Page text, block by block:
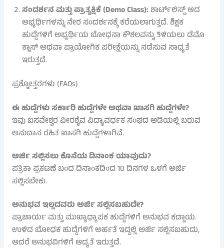
ಸಂದರ್ಶನ ಮತ್ತು ಪ್ರಾತ್ಯಕ್ಷಿಕೆ (Demo Class):ಶಾರ್ಟ್‌ಲಿಸ್ಟ್ ಆದ
ಅಭ್ಯರ್ಥಿಗಳನ್ನು ನೇರ ಸಂದರ್ಶನಕ್ಕೆ ಕರೆಯಲಾಗುತ್ತದೆ. ಶಿಕ್ಷಕ
ಹುದ್ದೆಗಳಿಗೆ ಅಭ್ಯರ್ಥಿಯ ಬೋಧನಾ ಕೌಶಲವನ್ನು ತಿಳಿಯಲು ಡೆಮೊ
ಕ್ಲಾಸ್ ಅಥವಾ ಪ್ರಾಯೋಗಿಕ ಪರೀಕ್ಷೆಯನ್ನು ನಡೆಸುವ ಸಾಧ್ಯತೆ
ಇರುತ್ತದೆ.
ಪ್ರಶ್ನೋತ್ತರಗಳು (FAQs)
ಈ ಹುದ್ದೆಗಳು ಸರ್ಕಾರಿ ಹುದ್ದೆಗಳೇ ಅಥವಾ ಖಾಸಗಿ ಹುದ್ದೆಗಳೇ?
ಇವು ಬಸವೇಶ್ವರ ವೀರಶೈವ ವಿದ್ಯಾವರ್ಧಕ ಸಂಘದ ಅಡಿಯಲ್ಲಿ ಬರುವ
ಅನುದಾನ ರಹಿತ ಖಾಸಗಿ ಹುದ್ದೆಗಳಾಗಿವೆ.
ಅರ್ಜಿ ಸಲ್ಲಿಸಲು ಕೊನೆಯ ದಿನಾಂಕ ಯಾವುದು?
ಪತ್ರಿಕಾ ಪ್ರಕಟಣೆ ಬಂದ ದಿನಾಂಕದಿಂದ 10 ದಿನಗಳ ಒಳಗೆ ಅರ್ಜಿ
ಸಲ್ಲಿಸಬೇಕು.
ಅನುಭವ ಇಲ್ಲದವರು ಅರ್ಜಿ ಸಲ್ಲಿಸಬಹುದೇ?
ಪ್ರಾಚಾರ್ಯ ಮತ್ತು ಮುಖ್ಯಾಧ್ಯಾಪಕ ಹುದ್ದೆಗಳಿಗೆ ಅನುಭವ ಕಡ್ಡಾಯ.
ಉಳಿದ ಬೋಧಕ ಹುದ್ದೆಗಳಿಗೆ ಅರ್ಹತೆ ಇದ್ದಲ್ಲಿ ಅರ್ಜಿ ಸಲ್ಲಿಸಬಹುದು,
ಆದರೆ ಅನುಭವಿಗಳಿಗೆ ಆದ್ಯತೆ ಇರುತ್ತದೆ.